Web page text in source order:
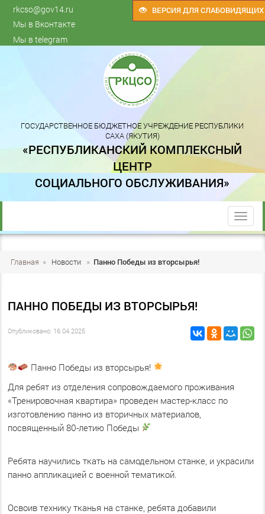
ВЕРСИЯ ДЛЯ СЛАБОВИДЯЩИХ
rkcso@gov14.ru
Мы в Вконтакте
Мы в telegram
ГОСУДАРСТВЕННОЕ БЮДЖЕТНОЕ УЧРЕЖДЕНИЕ РЕСПУБЛИКИ
САХА (ЯКУТИЯ)
«РЕСПУБЛИКАНСКИЙ КОМПЛЕКСНЫЙ
ЦЕНТР
СОЦИАЛЬНОГО ОБСЛУЖИВАНИЯ»
trk
Главная » Новости » Панно Победы из вторсырья!
ПАННО ПОБЕДЫ ИЗ ВТОРСЫРЬЯ!
Опубликовано: 16.04.2025
Панно Победы из вторсырья!
Для ребят из отделения сопровождаемого проживания
«Тренировочная квартира» проведен мастер-класс по
изготовлению панно из вторичных материалов,
посвященный 80-летию Победы
Ребята научились ткать на самодельном станке, и украсили
панно аппликацией с военной тематикой.
Освоив технику тканья на станке, ребята добавили